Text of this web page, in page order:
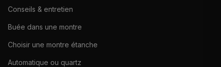
Conseils & entretien
Buée dans une montre
Choisir une montre étanche
Automatique ou quartz